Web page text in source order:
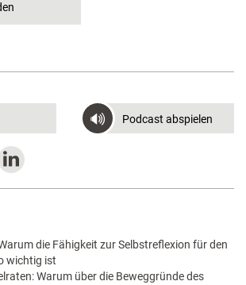
Podcast abspielen
die Fähigkeit zur Selbstreflexion für den
wichtig ist
Warum über die Beweggründe des